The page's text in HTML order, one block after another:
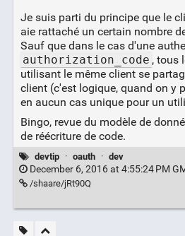
Je suis parti du principe que le
aie rattaché un certain nombre
Sauf que dans le cas d'une
authorization_code , tous
utilisant le même client se
client (c'est logique, quand on y
en aucun cas unique pour un
Bingo, revue du modèle de
de réécriture de code.
devtip · oauth · dev
December 6, 2016 at 4:55:24 PM
/shaare/jRt90Q